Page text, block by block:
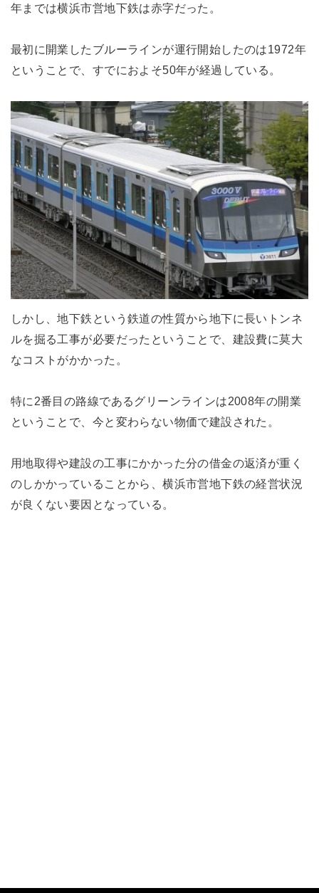
年までは横浜市営地下鉄は赤字だった。
最初に開業したブルーラインが運行開始したのは1972年
ということで、すでにおよそ50年が経過している。
しかし、地下鉄という鉄道の性質から地下に長いトンネ
ルを掘る工事が必要だったということで、建設費に莫大
なコストがかかった。
特に2番目の路線であるグリーンラインは2008年の開業
ということで、今と変わらない物価で建設された。
用地取得や建設の工事にかかった分の借金の返済が重く
のしかかっていることから、横浜市営地下鉄の経営状況
が良くない要因となっている。